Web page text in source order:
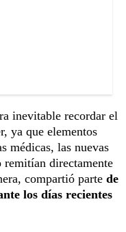
inevitable recordar el
ya que elementos
médicas, las nuevas
remitían directamente
compartió parte de
los días recientes